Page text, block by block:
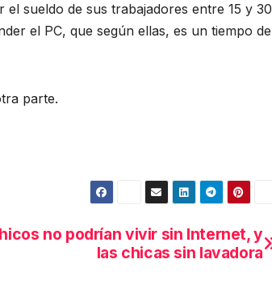
el sueldo de sus trabajadores entre 15 y 30
el PC, que según ellas, es un tiempo de
parte.
no podrían vivir sin Internet, y
las chicas sin lavadora